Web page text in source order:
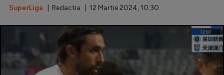
SuperLiga | Redactia | 12 Martie 2024, 10:30